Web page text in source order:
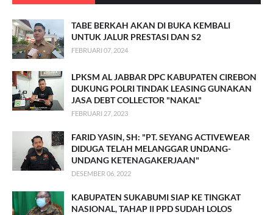
TABE BERKAH AKAN DI BUKA KEMBALI
UNTUK JALUR PRESTASI DAN S2
FEBRUARI 07, 2024
LPKSM AL JABBAR DPC KABUPATEN CIREBON
DUKUNG POLRI TINDAK LEASING GUNAKAN
JASA DEBT COLLECTOR "NAKAL"
FEBRUARI 27, 2023
FARID YASIN, SH: "PT. SEYANG ACTIVEWEAR
DIDUGA TELAH MELANGGAR UNDANG-
UNDANG KETENAGAKERJAAN"
DESEMBER 06, 2022
KABUPATEN SUKABUMI SIAP KE TINGKAT
NASIONAL, TAHAP II PPD SUDAH LOLOS